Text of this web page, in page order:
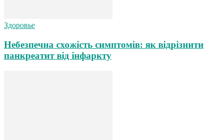
Здоровье
Небезпечна схожість симптомів: як відрізнити
панкреатит від інфаркту